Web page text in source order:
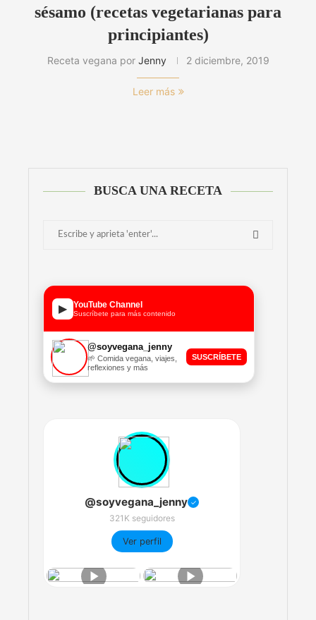
sésamo (recetas vegetarianas para
principiantes)
Receta vegana por Jenny 2 diciembre, 2019
Leer más
BUSCA UNA RECETA
▶ YouTube Channel
Suscríbete para más contenido
@soyvegana_jenny
🌱 Comida vegana, viajes,
reflexiones y más
SUSCRÍBETE
@soyvegana_jenny ✓
321K seguidores
Ver perfil